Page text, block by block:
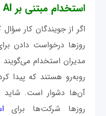
استخدام مبتنی بر AI
اگر از جویندگان کار
روزها درخواست دادن
مدیران استخدام
روبه‌رو هستند که پیدا
آن‌ها دشوار است.
روزها شرکت‌ها برای